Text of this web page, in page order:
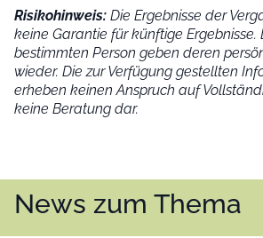
Risikohinweis: Die Ergebnisse der
keine Garantie für künftige Ergebnisse.
bestimmten Person geben deren
wieder. Die zur Verfügung gestellten
erheben keinen Anspruch auf
keine Beratung dar.
News zum Thema